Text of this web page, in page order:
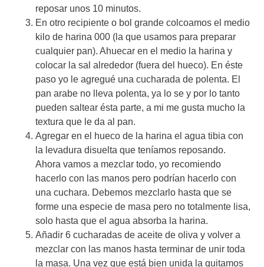
reposar unos 10 minutos.
En otro recipiente o bol grande colcoamos el medio
kilo de harina 000 (la que usamos para preparar
cualquier pan). Ahuecar en el medio la harina y
colocar la sal alrededor (fuera del hueco). En éste
paso yo le agregué una cucharada de polenta. El
pan arabe no lleva polenta, ya lo se y por lo tanto
pueden saltear ésta parte, a mi me gusta mucho la
textura que le da al pan.
Agregar en el hueco de la harina el agua tibia con
la levadura disuelta que teníamos reposando.
Ahora vamos a mezclar todo, yo recomiendo
hacerlo con las manos pero podrían hacerlo con
una cuchara. Debemos mezclarlo hasta que se
forme una especie de masa pero no totalmente lisa,
solo hasta que el agua absorba la harina.
Añadir 6 cucharadas de aceite de oliva y volver a
mezclar con las manos hasta terminar de unir toda
la masa. Una vez que está bien unida la quitamos